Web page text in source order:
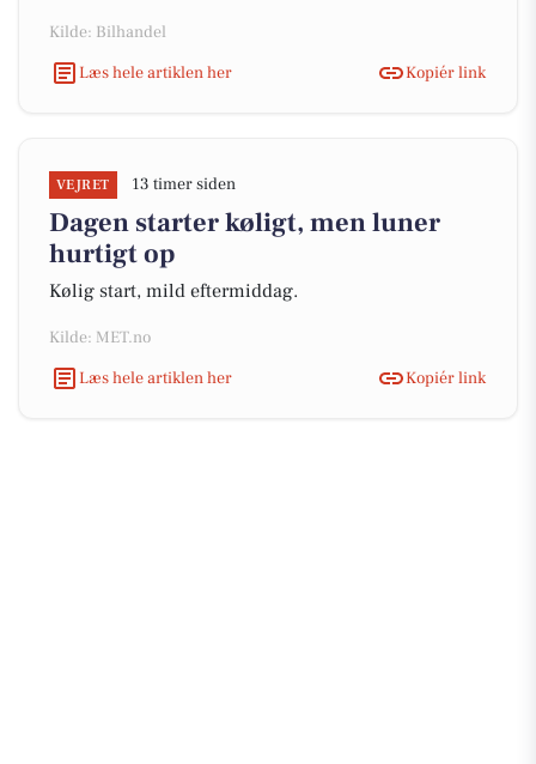
Kilde: Bilhandel
Læs hele artiklen her
Kopiér link
VEJRET 13 timer siden
Dagen starter køligt, men luner
hurtigt op
Kølig start, mild eftermiddag.
Kilde: MET.no
Læs hele artiklen her
Kopiér link